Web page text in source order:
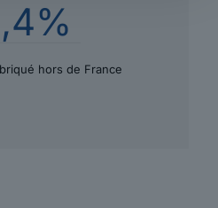
,4%
hors de France